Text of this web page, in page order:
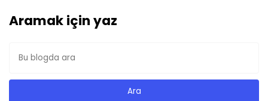
Aramak için yaz